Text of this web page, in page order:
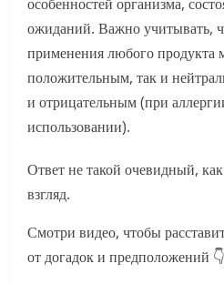
ожиданий. Важно учитывать,
применения любого продукта
положительным, так и
и отрицательным (при
использовании).
Ответ не такой очевидный,
взгляд.
Смотри видео, чтобы
от догадок и предположений 👇